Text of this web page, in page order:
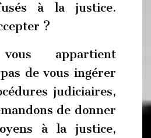
à la justice.
?
appartient
de vous ingérer
judiciaires,
de donner
à la justice,